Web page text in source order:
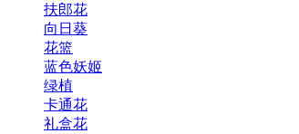
扶郎花
向日葵
花篮
蓝色妖姬
绿植
卡通花
礼盒花